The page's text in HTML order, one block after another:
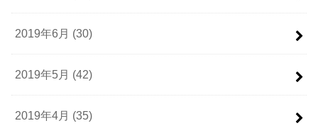
2019年6月 (30)
2019年5月 (42)
2019年4月 (35)